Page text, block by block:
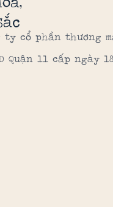
ty cổ phần thương
Quận 11 cấp ngày